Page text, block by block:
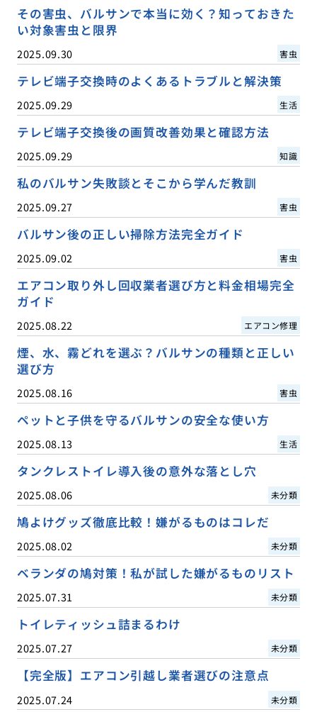
その害虫、バルサンで本当に効く？知っておきた
い対象害虫と限界
2025.09.30 害虫
テレビ端子交換時のよくあるトラブルと解決策
2025.09.29 生活
テレビ端子交換後の画質改善効果と確認方法
2025.09.29 知識
私のバルサン失敗談とそこから学んだ教訓
2025.09.27 害虫
バルサン後の正しい掃除方法完全ガイド
2025.09.02 害虫
エアコン取り外し回収業者選び方と料金相場完全
ガイド
2025.08.22 エアコン修理
煙、水、霧どれを選ぶ？バルサンの種類と正しい
選び方
2025.08.16 害虫
ペットと子供を守るバルサンの安全な使い方
2025.08.13 生活
タンクレストイレ導入後の意外な落とし穴
2025.08.06 未分類
鳩よけグッズ徹底比較！嫌がるものはコレだ
2025.08.02 未分類
ベランダの鳩対策！私が試した嫌がるものリスト
2025.07.31 未分類
トイレティッシュ詰まるわけ
2025.07.27 未分類
【完全版】エアコン引越し業者選びの注意点
2025.07.24 未分類